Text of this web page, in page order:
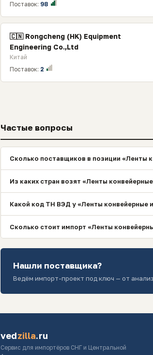
Поставок: 98
🇨🇳 Rongcheng (HK) Equipment
Engineering Co.,Ltd
Китай
Поставок: 2
Частые вопросы
Сколько поставщиков в позиции «Ленты
Из каких стран возят «Ленты
Какой код ТН ВЭД у «Ленты конвейерные
Сколько стоит импорт «Ленты
Нашли поставщика?
Ведём импорт-проект под ключ — от
vedzilla.ru
Сервис для импортёров СНГ и Центральной